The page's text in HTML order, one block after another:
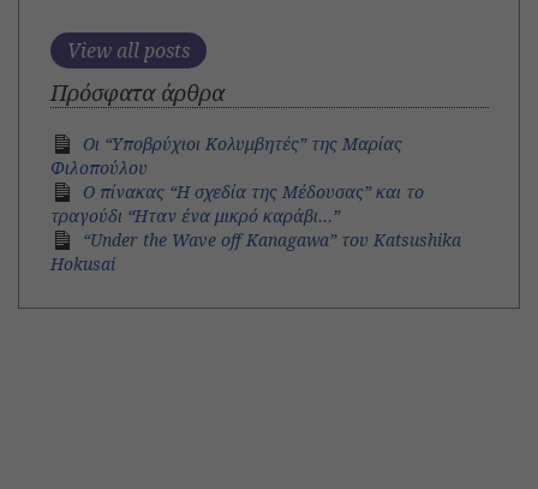
View all posts
Πρόσφατα άρθρα
Οι “Υποβρύχιοι Κολυμβητές” της Μαρίας
Φιλοπούλου
Ο πίνακας “Η σχεδία της Μέδουσας” και το
τραγούδι “Ήταν ένα μικρό καράβι…”
“Under the Wave off Kanagawa” του Katsushika
Hokusai